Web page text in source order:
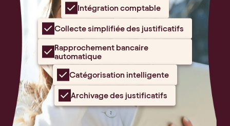
Intégration comptable
Collecte simplifiée des justificatifs
Rapprochement bancaire
automatique
Catégorisation intelligente
Archivage des justificatifs